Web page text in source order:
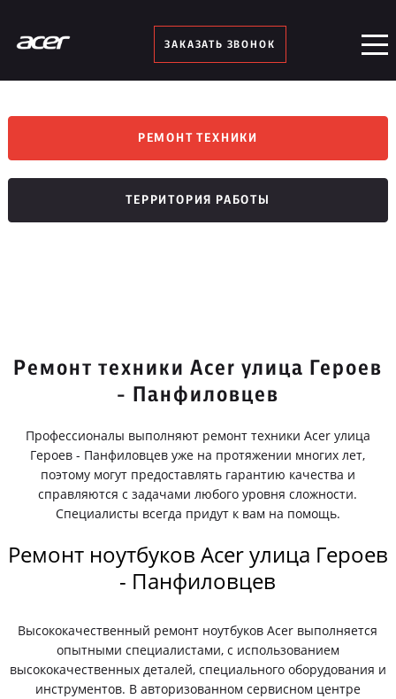
ЗАКАЗАТЬ ЗВОНОК
РЕМОНТ ТЕХНИКИ
ТЕРРИТОРИЯ РАБОТЫ
Ремонт техники Acer улица Героев
- Панфиловцев
Профессионалы выполняют ремонт техники Acer улица
Героев - Панфиловцев уже на протяжении многих лет,
поэтому могут предоставлять гарантию качества и
справляются с задачами любого уровня сложности.
Специалисты всегда придут к вам на помощь.
Ремонт ноутбуков Acer улица Героев
- Панфиловцев
Высококачественный ремонт ноутбуков Acer выполняется
опытными специалистами, с использованием
высококачественных деталей, специального оборудования и
инструментов. В авторизованном сервисном центре